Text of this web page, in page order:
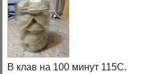
В клав на 100 минут 115С.